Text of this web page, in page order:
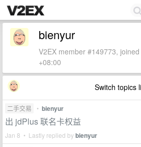
bienyur
V2EX member #149773,
+08:00
Switch topics
二手交易 • bienyur
出 jdPlus 联名卡权益
Jan 8 • Lastly replied bybienyur